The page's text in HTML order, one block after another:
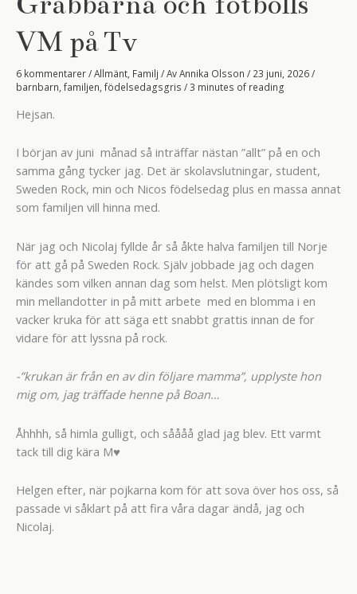
VM på Tv
6 kommentarer/Allmänt Familj / AvAnnika Olsson / 23 juni, 2026/
barnbarn familjen födelsedagsgris /3 minutes of reading
Hejsan.
I början av juni månad så inträffar nästan ”allt” på en och
samma gång tycker jag. Det är skolavslutningar, student,
Sweden Rock, min och Nicos födelsedag plus en massa annat
som familjen vill hinna med.
När jag och Nicolaj fyllde år så åkte halva familjen till Norje
för att gå på Sweden Rock. Själv jobbade jag och dagen
kändes som vilken annan dag som helst. Men plötsligt kom
min mellandotter in på mitt arbete med en blomma i en
vacker kruka för att säga ett snabbt grattis innan de for
vidare för att lyssna på rock.
-”krukan är från en av din följare mamma”, upplyste hon
mig om, jag träffade henne på Boan…
Åhhhh, så himla gulligt, och såååå glad jag blev. Ett varmt
tack till dig kära M♥
Helgen efter, när pojkarna kom för att sova över hos oss, så
passade vi såklart på att fira våra dagar ändå, jag och
Nicolaj.